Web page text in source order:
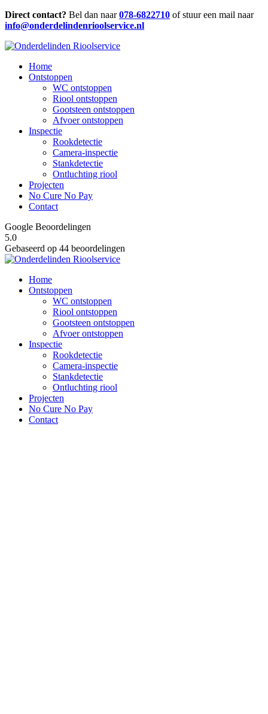
Direct contact? Bel dan naar078-6822710 of stuur een mail naar
info@onderdelindenrioolservice.nl
Home
Ontstoppen
WC ontstoppen
Riool ontstoppen
Gootsteen ontstoppen
Afvoer ontstoppen
Inspectie
Rookdetectie
Camera-inspectie
Stankdetectie
Ontluchting riool
Projecten
No Cure No Pay
Contact
Google Beoordelingen
5.0
Gebaseerd op 44 beoordelingen
Home
Ontstoppen
WC ontstoppen
Riool ontstoppen
Gootsteen ontstoppen
Afvoer ontstoppen
Inspectie
Rookdetectie
Camera-inspectie
Stankdetectie
Ontluchting riool
Projecten
No Cure No Pay
Contact